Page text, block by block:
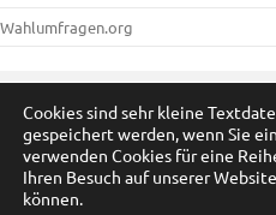
Wahlumfragen.org
Anmelden
Eintrags-Feed
Cookies sind sehr kleine
gespeichert werden, wenn Sie
verwenden Cookies für eine
Ihren Besuch auf unserer
können.